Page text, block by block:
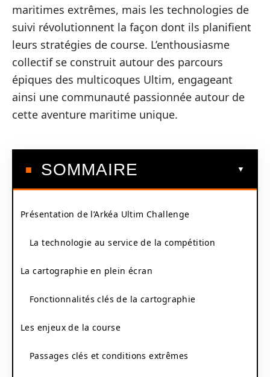
maritimes extrêmes, mais les technologies de
suivi révolutionnent la façon dont ils planifient
leurs stratégies de course. L’enthousiasme
collectif se construit autour des parcours
épiques des multicoques Ultim, engageant
ainsi une communauté passionnée autour de
cette aventure maritime unique.
SOMMAIRE
Présentation de l’Arkéa Ultim Challenge
La technologie au service de la compétition
La cartographie en plein écran
Fonctionnalités clés de la cartographie
Les enjeux de la course
Passages clés et conditions extrêmes